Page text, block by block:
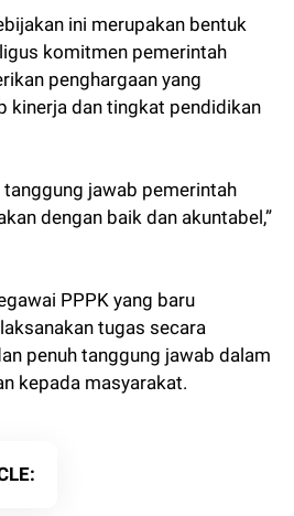
ini merupakan bentuk
komitmen pemerintah
penghargaan yang
kinerja dan tingkat pendidikan
tanggung jawab pemerintah
dengan baik dan akuntabel,”
PPPK yang baru
tugas secara
penuh tanggung jawab dalam
kepada masyarakat.